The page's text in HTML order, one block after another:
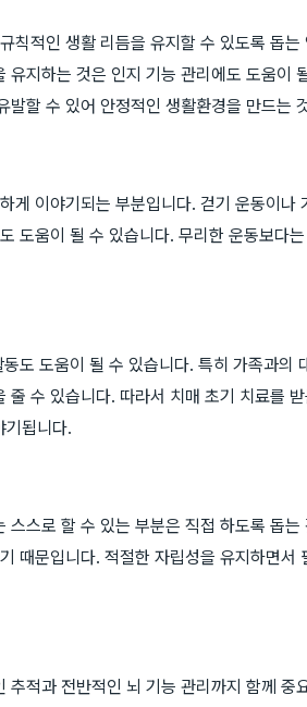
칙적인 생활 리듬을 유지할 수 있도록 돕
유지하는 것은 인지 기능 관리에도 도움이
발할 수 있어 안정적인 생활환경을 만드는
게 이야기되는 부분입니다. 걷기 운동이나
도움이 될 수 있습니다. 무리한 운동보다
도 도움이 될 수 있습니다. 특히 가족과의
줄 수 있습니다. 따라서 치매 초기 치료를
기됩니다.
스스로 할 수 있는 부분은 직접 하도록 돕
때문입니다. 적절한 자립성을 유지하면서
추적과 전반적인 뇌 기능 관리까지 함께 중